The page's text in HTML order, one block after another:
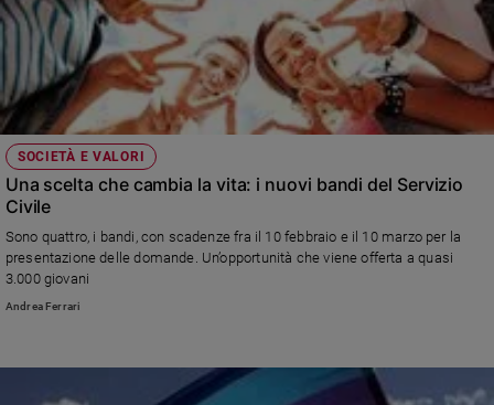
SOCIETÀ E VALORI
Una scelta che cambia la vita: i nuovi bandi del Servizio
Civile
Sono quattro, i bandi, con scadenze fra il 10 febbraio e il 10 marzo per la
presentazione delle domande. Un’opportunità che viene offerta a quasi
3.000 giovani
Andrea Ferrari